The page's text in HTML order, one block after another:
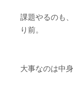
課題やるのも
り前。
大事なのは中身